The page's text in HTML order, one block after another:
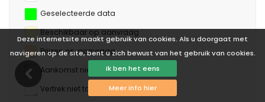
Deze internetsite maakt gebruik van cookies. Als u doorgaat met
navigeren op de site, bent u zich bewust van het gebruik van cookies.
Ik ben het eens
Meer info hier
Geselecteerde data
Beschikbaar op aanvraag
Prijzen op aanvraag
Aankomst niet toegestaan
Vertrek niet toegestaan